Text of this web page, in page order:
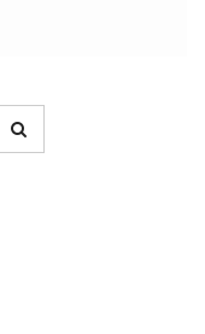
mogą nam służyć na